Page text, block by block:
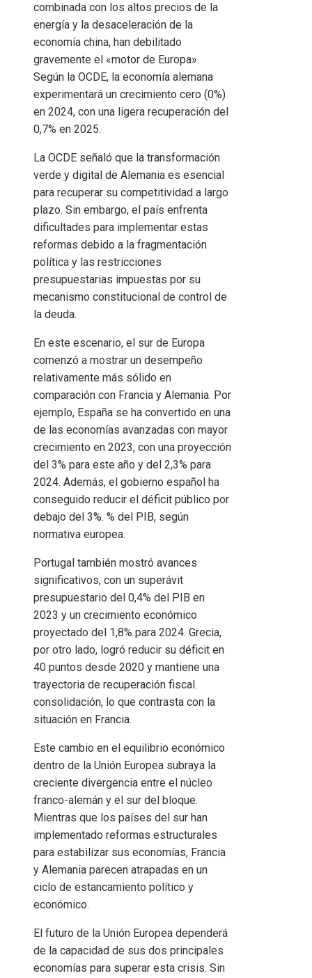
combinada con los altos precios de la
energía y la desaceleración de la
economía china, han debilitado
gravemente el «motor de Europa».
Según la OCDE, la economía alemana
experimentará un crecimiento cero (0%)
en 2024, con una ligera recuperación del
0,7% en 2025.
La OCDE señaló que la transformación
verde y digital de Alemania es esencial
para recuperar su competitividad a largo
plazo. Sin embargo, el país enfrenta
dificultades para implementar estas
reformas debido a la fragmentación
política y las restricciones
presupuestarias impuestas por su
mecanismo constitucional de control de
la deuda.
En este escenario, el sur de Europa
comenzó a mostrar un desempeño
relativamente más sólido en
comparación con Francia y Alemania. Por
ejemplo, España se ha convertido en una
de las economías avanzadas con mayor
crecimiento en 2023, con una proyección
del 3% para este año y del 2,3% para
2024. Además, el gobierno español ha
conseguido reducir el déficit público por
debajo del 3%. % del PIB, según
normativa europea.
Portugal también mostró avances
significativos, con un superávit
presupuestario del 0,4% del PIB en
2023 y un crecimiento económico
proyectado del 1,8% para 2024. Grecia,
por otro lado, logró reducir su déficit en
40 puntos desde 2020 y mantiene una
trayectoria de recuperación fiscal.
consolidación, lo que contrasta con la
situación en Francia.
Este cambio en el equilibrio económico
dentro de la Unión Europea subraya la
creciente divergencia entre el núcleo
franco-alemán y el sur del bloque.
Mientras que los países del sur han
implementado reformas estructurales
para estabilizar sus economías, Francia
y Alemania parecen atrapadas en un
ciclo de estancamiento político y
económico.
El futuro de la Unión Europea dependerá
de la capacidad de sus dos principales
economías para superar esta crisis. Sin